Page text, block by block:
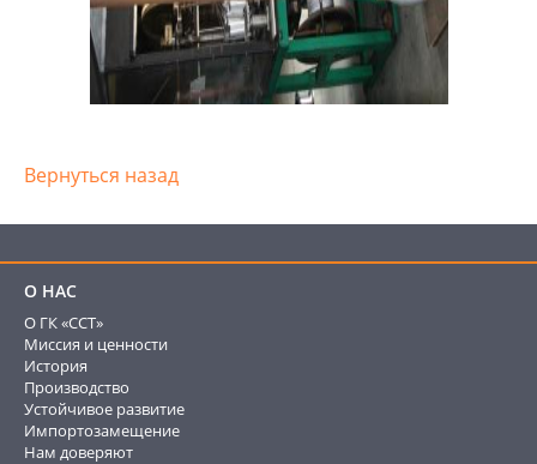
Вернуться назад
О НАС
О ГК «ССТ»
Миссия и ценности
История
Производство
Устойчивое развитие
Импортозамещение
Нам доверяют